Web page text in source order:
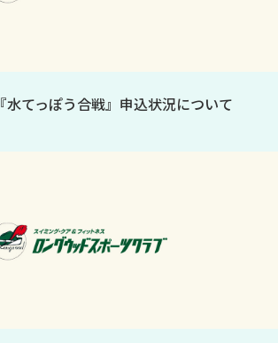
水てっぽう合戦』申込状況について